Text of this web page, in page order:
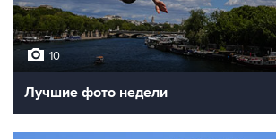
10
Лучшие фото недели